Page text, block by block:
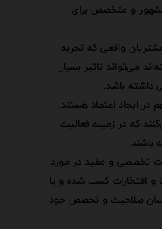
مشهور و متخصص برای
واقعی که تجربه
می‌تواند تاثیر بسیار
داشته باشد.
ایجاد اعتماد هستند.
که در زمینه فعالیت
باشند.
تخصصی و مفید در مورد
و افتخارات کسب شده و یا
صلاحیت و تخصص خود